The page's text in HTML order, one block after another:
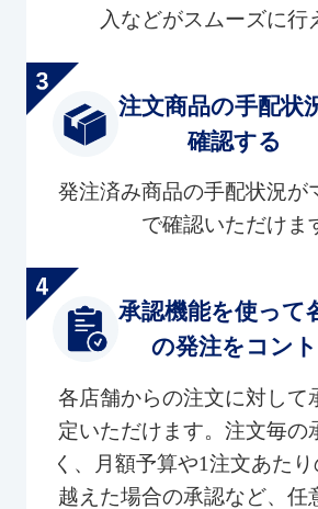
入などがスムーズに行
注文商品の手配状
確認する
発注済み商品の手配状況が
で確認いただけま
承認機能を使って
の発注をコン
各店舗からの注文に対して
定いただけます。注文毎の
く、月額予算や1注文あた
越えた場合の承認など、任